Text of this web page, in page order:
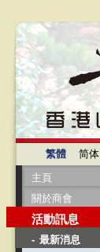
繁體 简体
主頁
關於商會
活動訊息
- 最新消息